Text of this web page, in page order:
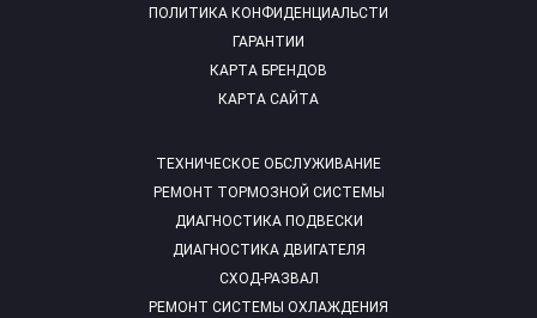
ТЕХНИЧЕСКОЕ ОБСЛУЖИВАНИЕ
РЕМОНТ ТОРМОЗНОЙ СИСТЕМЫ
ДИАГНОСТИКА ПОДВЕСКИ
ДИАГНОСТИКА ДВИГАТЕЛЯ
СХОД-РАЗВАЛ
РЕМОНТ СИСТЕМЫ ОХЛАЖДЕНИЯ
ПОЛИТИКА КОНФИДЕНЦИАЛЬСТИ
ГАРАНТИИ
КАРТА БРЕНДОВ
КАРТА САЙТА